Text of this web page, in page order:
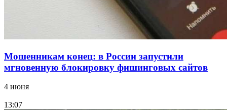
Мошенникам конец: в России запустили
мгновенную блокировку фишинговых сайтов
4 июня
13:07